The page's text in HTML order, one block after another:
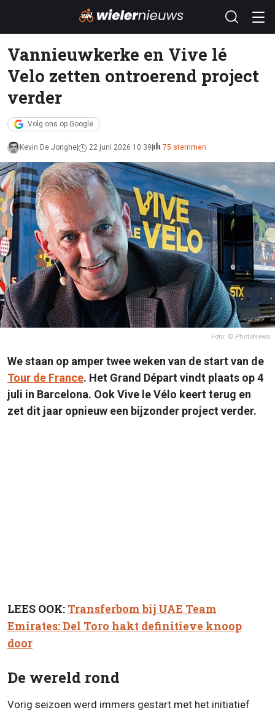
Vannieuwkerke en Vive lé
Velo zetten ontroerend project
verder
Volg ons op Google
Kevin De Jonghe 22 juni 2026 10:39 75 stemmen
Foto: © PhotoNews
We staan op amper twee weken van de start van de
Tour de France. Het Grand Départ vindt plaats op 4
juli in Barcelona. Ook Vive le Vélo keert terug en
zet dit jaar opnieuw een bijzonder project verder.
LEES OOK: Transferbom bij UAE Team
Emirates: Del Toro hakt definitieve knoop
door
De wereld rond
Vorig seizoen werd immers gestart met het initiatief